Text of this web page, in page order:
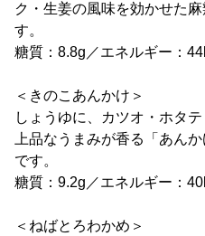
ク・生姜の風味を効かせた
す。
糖質：8.8g／エネルギー：
＜きのこあんかけ＞
しょうゆに、カツオ・ホタ
上品なうまみが香る「あん
です。
糖質：9.2g／エネルギー：
＜ねばとろわかめ＞